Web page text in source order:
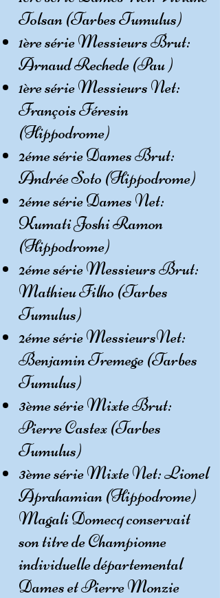
Tolsan (Tarbes Tumulus)
1ère série Messieurs Brut:
Arnaud Rechede (Pau )
1ère série Messieurs Net:
François Féresin
(Hippodrome)
2éme série Dames Brut:
Andrée Soto (Hippodrome)
2éme série Dames Net:
Kumati Joshi Ramon
(Hippodrome)
2éme série Messieurs Brut:
Mathieu Filho (Tarbes
Tumulus)
2éme série MessieursNet:
Benjamin Tremege (Tarbes
Tumulus)
3ème série Mixte Brut:
Pierre Castex (Tarbes
Tumulus)
3ème série Mixte Net: Lionel
Aprahamian (Hippodrome)
Magali Domecq conservait
son titre de Championne
individuelle départemental
Dames et Pierre Monzie